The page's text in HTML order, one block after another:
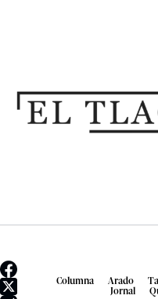
Columna Arado
Jornal